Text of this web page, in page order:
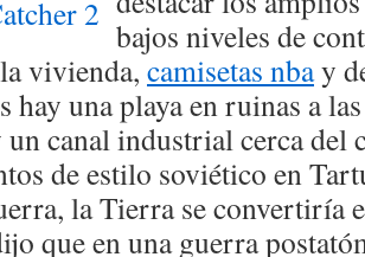
bajos niveles de
vivienda, camisetas nbay
hay una playa en ruinas a
canal industrial cerca del
de estilo soviético en
la Tierra se convertiría
que en una guerra